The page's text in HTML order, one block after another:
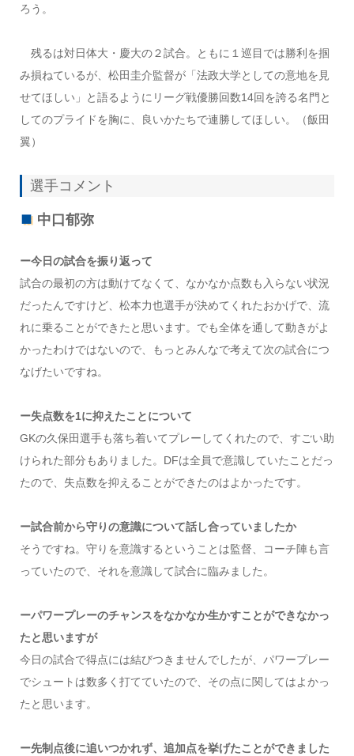
ろう。
残るは対日体大・慶大の２試合。ともに１巡目では勝利を掴
み損ねているが、松田圭介監督が「法政大学としての意地を見
せてほしい」と語るようにリーグ戦優勝回数14回を誇る名門と
してのプライドを胸に、良いかたちで連勝してほしい。（飯田
翼）
選手コメント
中口郁弥
ー今日の試合を振り返って
試合の最初の方は動けてなくて、なかなか点数も入らない状況
だったんですけど、松本力也選手が決めてくれたおかげで、流
れに乗ることができたと思います。でも全体を通して動きがよ
かったわけではないので、もっとみんなで考えて次の試合につ
なげたいですね。
ー失点数を1に抑えたことについて
GKの久保田選手も落ち着いてプレーしてくれたので、すごい助
けられた部分もありました。DFは全員で意識していたことだっ
たので、失点数を抑えることができたのはよかったです。
ー試合前から守りの意識について話し合っていましたか
そうですね。守りを意識するということは監督、コーチ陣も言
っていたので、それを意識して試合に臨みました。
ーパワープレーのチャンスをなかなか生かすことができなかっ
たと思いますが
今日の試合で得点には結びつきませんでしたが、パワープレー
でシュートは数多く打てていたので、その点に関してはよかっ
たと思います。
ー先制点後に追いつかれず、追加点を挙げたことができました